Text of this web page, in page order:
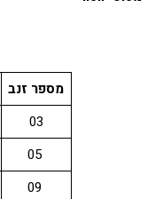
מספר זנב
03
05
09